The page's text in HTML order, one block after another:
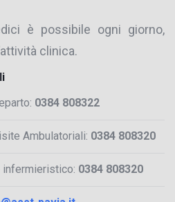
è possibile ogni giorno,
clinica.
0384 808322
Ambulatoriali: 0384 808320
infermieristico: 0384 808320